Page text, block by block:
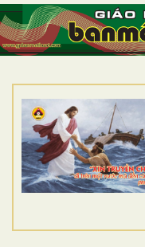
TRANG NHẤT
GIỚI THIỆU
DÒNG TU
BAN MỤC VỤ
ĐOÀN THỂ CG
ĐIỂM HÀNH HƯƠNG